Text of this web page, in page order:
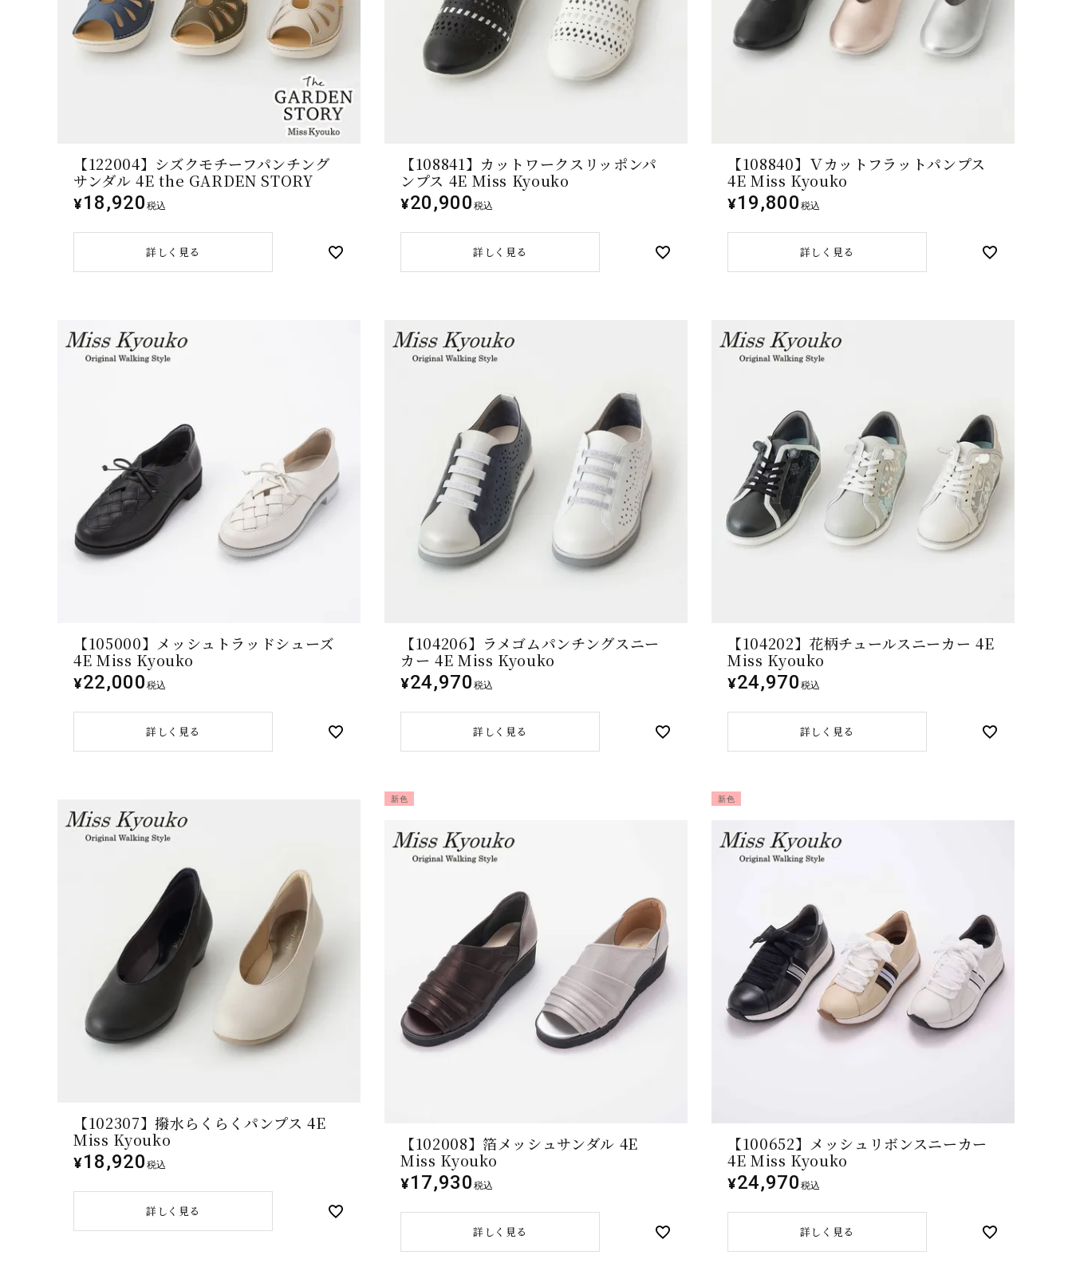
【122004】シズクモチーフパンチング
サンダル 4E the GARDEN STORY
¥18,920税込
詳しく見る
【108841】カットワークスリッポンパ
ンプス 4E Miss Kyouko
¥20,900税込
詳しく見る
【108840】Ｖカットフラットパンプス
4E Miss Kyouko
¥19,800税込
詳しく見る
【105000】メッシュトラッドシューズ
4E Miss Kyouko
¥22,000税込
詳しく見る
【104206】ラメゴムパンチングスニー
カー 4E Miss Kyouko
¥24,970税込
詳しく見る
【104202】花柄チュールスニーカー 4E
Miss Kyouko
¥24,970税込
詳しく見る
【102307】撥水らくらくパンプス 4E
Miss Kyouko
¥18,920税込
詳しく見る
新色
【102008】箔メッシュサンダル 4E
Miss Kyouko
¥17,930税込
詳しく見る
新色
【100652】メッシュリボンスニーカー
4E Miss Kyouko
¥24,970税込
詳しく見る